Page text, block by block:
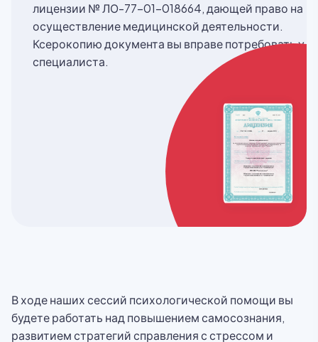
лицензии № ЛО-77-01-018664, дающей право на
осуществление медицинской деятельности.
Ксерокопию документа вы вправе потребовать у
специалиста.
В ходе наших сессий психологической помощи вы
будете работать над повышением самосознания,
развитием стратегий справления с стрессом и